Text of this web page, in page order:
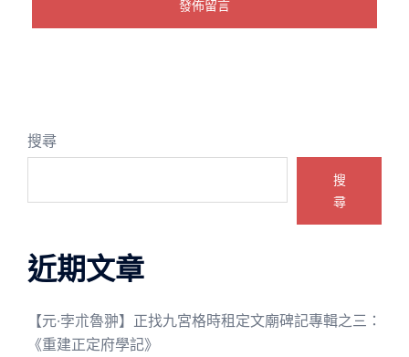
搜尋
搜
尋
近期文章
【元·孛朮魯翀】正找九宮格時租定文廟碑記專輯之三：
《重建正定府學記》